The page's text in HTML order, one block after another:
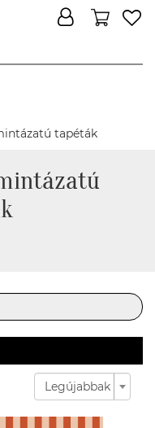
tapéták
Legújabbak